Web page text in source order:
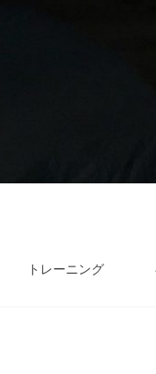
トレーニング